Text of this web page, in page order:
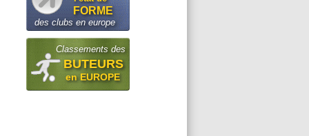
FORME
des clubs en europe
Classements des
BUTEURS
en EUROPE